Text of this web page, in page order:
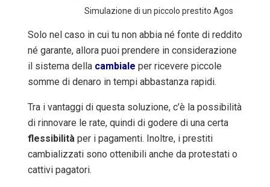
Simulazione di un piccolo prestito Agos
Solo nel caso in cui tu non abbia né fonte di reddito
né garante, allora puoi prendere in considerazione
il sistema della cambiale per ricevere piccole
somme di denaro in tempi abbastanza rapidi.
Tra i vantaggi di questa soluzione, c’è la possibilità
di rinnovare le rate, quindi di godere di una certa
flessibilitàper i pagamenti. Inoltre, i prestiti
cambializzati sono ottenibili anche da protestati o
cattivi pagatori.